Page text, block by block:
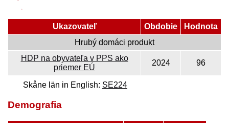
Ukazovateľ Obdobie
Hodnota
Hrubý domáci produkt
HDP na obyvateľa v PPS ako
priemer EÚ
2024 96
Skåne län in English: SE224
Demografia